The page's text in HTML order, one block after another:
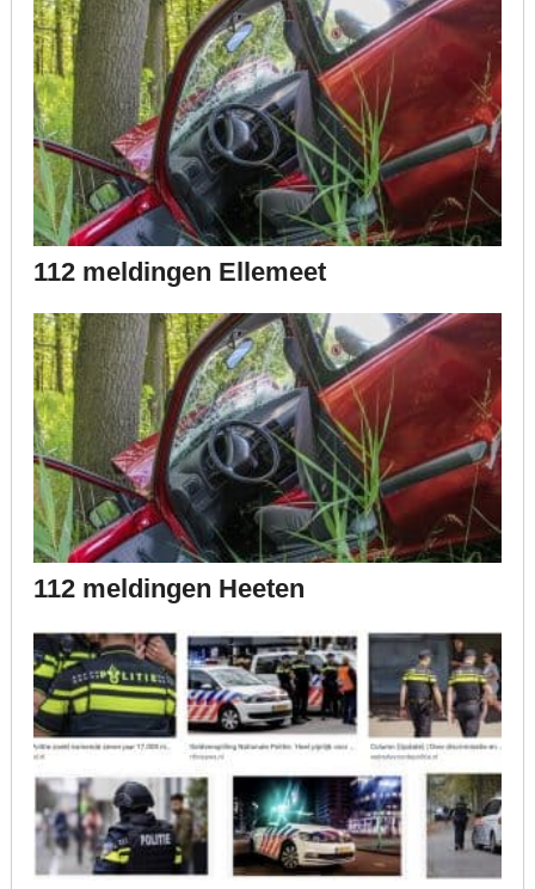
112 meldingen Ellemeet
112 meldingen Heeten